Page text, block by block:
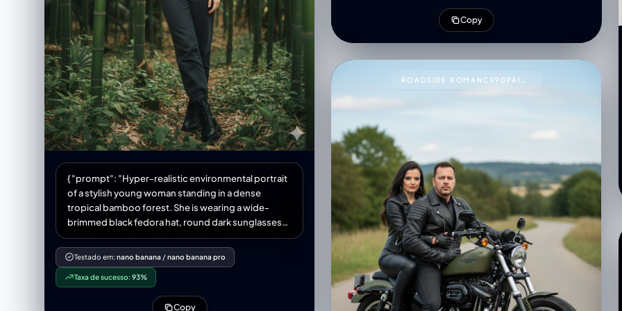
lighting, creating a cinematic, moody atmosphere
Copy
{ "prompt": "Hyper-realistic environmental portrait
of a stylish young woman standing in a dense
tropical bamboo forest. She is wearing a wide-
brimmed black fedora hat, round dark sunglasses
with thin metal frames, a plain black crew-neck t-
shirt tucked in, and dark grey high-waisted
trousers. She stands with a confident posture,
leaning slightly forward, with her right
Testado em: nano banana /nano banana pro
Taxa de sucesso:93%
Copy